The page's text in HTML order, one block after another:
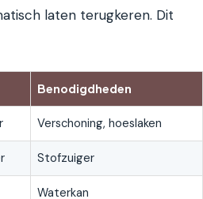
laten terugkeren. Dit
Benodigdheden
Verschoning, hoeslaken
Stofzuiger
Waterkan